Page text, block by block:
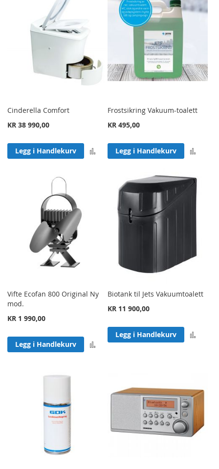
Cinderella Comfort
KR 38 990,00
Legg i Handlekurv Legg til sammenligning
Frostsikring Vakuum-toalett
KR 495,00
Legg i Handlekurv
Vifte Ecofan 800 Original Ny
mod.
KR 1 990,00
Legg i Handlekurv Legg til sammenligning
Biotank til Jets Vakuumtoalett
KR 11 900,00
Legg i Handlekurv